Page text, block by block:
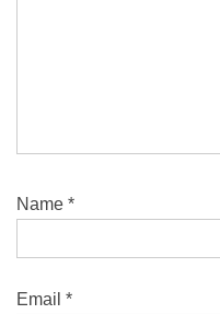
Name *
Email *